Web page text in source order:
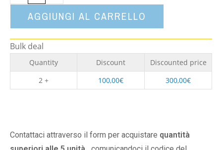
AGGIUNGI AL CARRELLO
Bulk deal
Quantity Discount
Discounted price
2 +
100,00€ 300,00€
Contattaci attraverso il form per acquistare quantità